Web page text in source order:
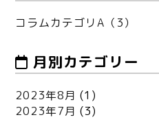
コラムカテゴリA（3）
月別カテゴリー
2023年8月 (1)
2023年7月 (3)